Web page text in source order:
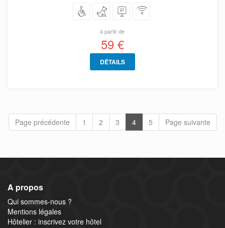
à partir de
59 €
DÉTAILS
Page précédente 1 2 3 4 5 Page suivante
A propos
Qui sommes-nous ?
Mentions légales
Hôtelier : inscrivez votre hôtel